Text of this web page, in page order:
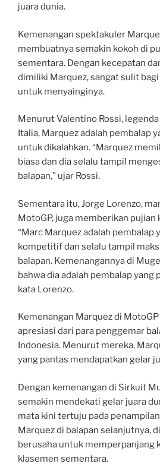
juara dunia.
Kemenangan spektakuler
membuatnya semakin kokoh di
sementara. Dengan kecepatan
dimiliki Marquez, sangat sulit
untuk menyainginya.
Menurut Valentino Rossi,
Italia, Marquez adalah pembalap
untuk dikalahkan. “Marquez
biasa dan dia selalu tampil
balapan,” ujar Rossi.
Sementara itu, Jorge Lorenzo,
MotoGP, juga memberikan pujian
“Marc Marquez adalah pembalap
kompetitif dan selalu tampil
balapan. Kemenangannya di
bahwa dia adalah pembalap yang
kata Lorenzo.
Kemenangan Marquez di
apresiasi dari para penggemar
Indonesia. Menurut mereka,
yang pantas mendapatkan gelar
Dengan kemenangan di Sirkuit
semakin mendekati gelar juara
mata kini tertuju pada
Marquez di balapan selanjutnya,
berusaha untuk memperpanjang
klasemen sementara.